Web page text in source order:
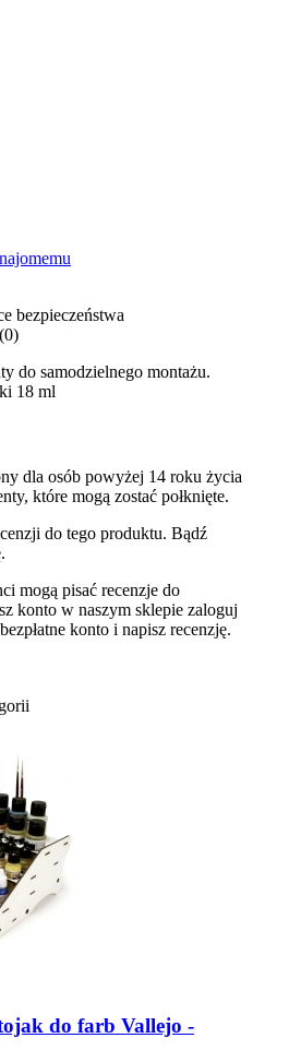
bezpieczeństwa
do samodzielnego montażu.
18 ml
dla osób powyżej 14 roku życia
które mogą zostać połknięte.
do tego produktu. Bądź
mogą pisać recenzje do
konto w naszym sklepie zaloguj
konto i napisz recenzję.
do farb Vallejo -